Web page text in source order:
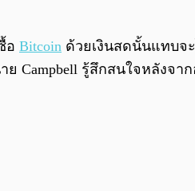
อ Bitcoin ด้วยเงินสดนั้นแทบจ
ย Campbell รู้สึกสนใจหลังจ